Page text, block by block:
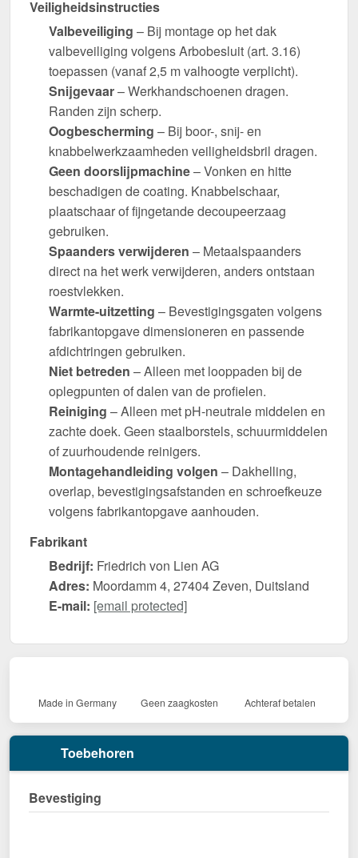
Veiligheidsinstructies
Valbeveiliging – Bij montage op het dak
valbeveiliging volgens Arbobesluit (art. 3.16)
toepassen (vanaf 2,5 m valhoogte verplicht).
Snijgevaar– Werkhandschoenen dragen.
Randen zijn scherp.
Oogbescherming – Bij boor-, snij- en
knabbelwerkzaamheden veiligheidsbril dragen.
Geen doorslijpmachine– Vonken en hitte
beschadigen de coating. Knabbelschaar,
plaatschaar of fijngetande decoupeerzaag
gebruiken.
Spaanders verwijderen – Metaalspaanders
direct na het werk verwijderen, anders ontstaan
roestvlekken.
Warmte-uitzetting – Bevestigingsgaten volgens
fabrikantopgave dimensioneren en passende
afdichtringen gebruiken.
Niet betreden – Alleen met looppaden bij de
oplegpunten of dalen van de profielen.
Reiniging – Alleen met pH-neutrale middelen en
zachte doek. Geen staalborstels, schuurmiddelen
of zuurhoudende reinigers.
Montagehandleiding volgen – Dakhelling,
overlap, bevestigingsafstanden en schroefkeuze
volgens fabrikantopgave aanhouden.
Fabrikant
Bedrijf: Friedrich von Lien AG
Adres: Moordamm 4, 27404 Zeven, Duitsland
E-mail: [email protected]
Made in Germany Geen zaagkosten Achteraf betalen
Toebehoren
Bevestiging